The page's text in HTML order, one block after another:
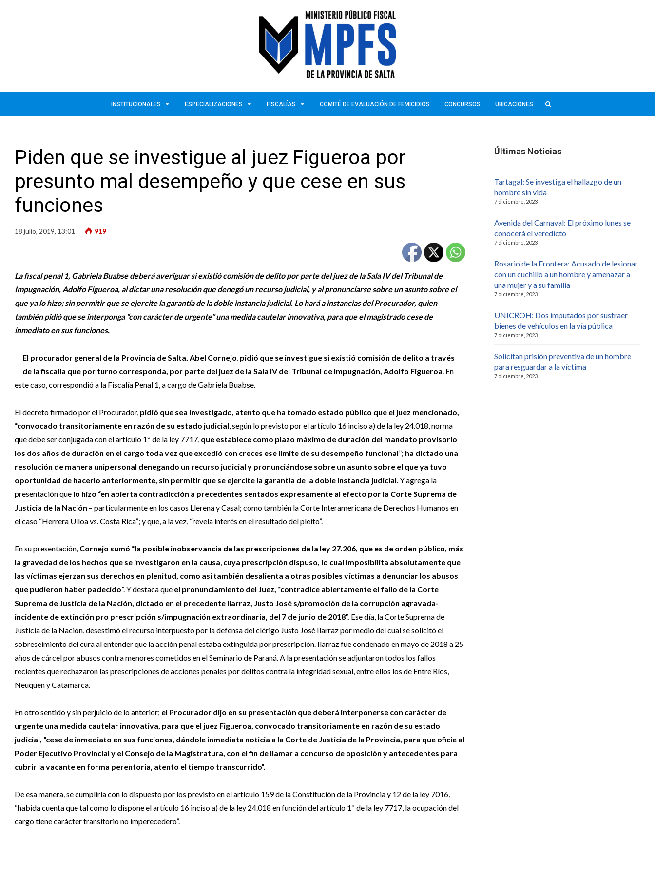
INSTITUCIONALES ESPECIALIZACIONES FISCALÍAS COMITÉ DE EVALUACIÓN DE FEMICIDIOS CONCURSOS UBICACIONES
Piden que se investigue al juez Figueroa por
presunto mal desempeño y que cese en sus
funciones
18 julio, 2019, 13:01 919
La fiscal penal 1, Gabriela Buabse deberá averiguar si existió comisión de delito por parte del juez de la Sala IV del Tribunal de
Impugnación, Adolfo Figueroa, al dictar una resolución que denegó un recurso judicial, y al pronunciarse sobre un asunto sobre el
que ya lo hizo; sin permitir que se ejercite la garantía de la doble instancia judicial. Lo hará a instancias del Procurador, quien
también pidió que se interponga “con carácter de urgente” una medida cautelar innovativa, para que el magistrado cese de
inmediato en sus funciones.
El procurador general de la Provincia de Salta, Abel Cornejo pidió que se investigue si existió comisión de delito a través
de la fiscalía que por turno corresponda, por parte del juez de la Sala IV del Tribunal de Impugnación, Adolfo Figueroa . En
este caso, correspondió a la Fiscalía Penal 1, a cargo de Gabriela Buabse.
El decreto firmado por el Procurador, pidió que sea investigado, atento que ha tomado estado público que el juez mencionado,
“convocado transitoriamente en razón de su estado judicial , según lo previsto por el artículo 16 inciso a) de la ley 24.018, norma
que debe ser conjugada con el artículo 1º de la ley 7717, que establece como plazo máximo de duración del mandato provisorio
los dos años de duración en el cargo toda vez que excedió con creces ese límite de su desempeño funcional”; ha dictado una
resolución de manera unipersonal denegando un recurso judicial y pronunciándose sobre un asunto sobre el que ya tuvo
oportunidad de hacerlo anteriormente, sin permitir que se ejercite la garantía de la doble instancia judicial . Y agrega la
presentación que lo hizo “en abierta contradicción a precedentes sentados expresamente al efecto por la Corte Suprema de
Justicia de la Nación – particularmente en los casos Llerena y Casal; como también la Corte Interamericana de Derechos Humanos en
el caso “Herrera Ulloa vs. Costa Rica”; y que, a la vez, “revela interés en el resultado del pleito”.
En su presentación, Cornejo sumó “la posible inobservancia de las prescripciones de la ley 27.206, que es de orden público, más
la gravedad de los hechos que se investigaron en la causa cuya prescripción dispuso, lo cual imposibilita absolutamente que
las víctimas ejerzan sus derechos en plenitud, como así también desalienta a otras posibles víctimas a denunciar los abusos
que pudieron haber padecido”. Y destaca que el pronunciamiento del Juez, “contradice abiertamente el fallo de la Corte
Suprema de Justicia de la Nación, dictado en el precedente Ilarraz, Justo José s/promoción de la corrupción agravada-
incidente de extinción pro prescripción s/impugnación extraordinaria, del 7 de junio de 2018”. Ese día, la Corte Suprema de
Justicia de la Nación, desestimó el recurso interpuesto por la defensa del clérigo Justo José Ilarraz por medio del cual se solicitó el
sobreseimiento del cura al entender que la acción penal estaba extinguida por prescripción. Ilarraz fue condenado en mayo de 2018 a 25
años de cárcel por abusos contra menores cometidos en el Seminario de Paraná. A la presentación se adjuntaron todos los fallos
recientes que rechazaron las prescripciones de acciones penales por delitos contra la integridad sexual, entre ellos los de Entre Ríos,
Neuquén y Catamarca.
En otro sentido y sin perjuicio de lo anterior; el Procurador dijo en su presentación que deberá interponerse con carácter de
urgente una medida cautelar innovativa, para que el juez Figueroa, convocado transitoriamente en razón de su estado
judicial, “cese de inmediato en sus funciones, dándole inmediata noticia a la Corte de Justicia de la Provincia, para que oficie al
Poder Ejecutivo Provincial y el Consejo de la Magistratura, con el fin de llamar a concurso de oposición y antecedentes para
cubrir la vacante en forma perentoria, atento el tiempo transcurrido”.
De esa manera, se cumpliría con lo dispuesto por los previsto en el artículo 159 de la Constitución de la Provincia y 12 de la ley 7016,
“habida cuenta que tal como lo dispone el artículo 16 inciso a) de la ley 24.018 en función del artículo 1º de la ley 7717, la ocupación del
cargo tiene carácter transitorio no imperecedero”.
Últimas Noticias
Tartagal: Se investiga el hallazgo de un
hombre sin vida
7 diciembre, 2023
Avenida del Carnaval: El próximo lunes se
conocerá el veredicto
7 diciembre, 2023
Rosario de la Frontera: Acusado de lesionar
con un cuchillo a un hombre y amenazar a
una mujer y a su familia
7 diciembre, 2023
UNICROH: Dos imputados por sustraer
bienes de vehículos en la vía pública
7 diciembre, 2023
Solicitan prisión preventiva de un hombre
para resguardar a la víctima
7 diciembre, 2023